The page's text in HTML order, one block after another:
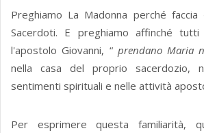
Preghiamo La Madonna perché
Sacerdoti. E preghiamo affinché
l'apostolo Giovanni, “ prendano Maria
nella casa del proprio sacerdozio,
sentimenti spirituali e nelle attività
Per esprimere questa familiarità,